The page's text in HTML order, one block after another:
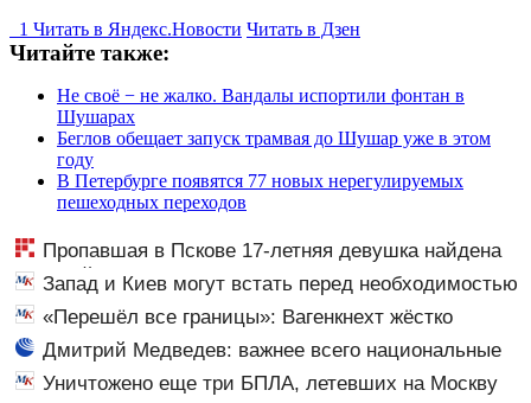
1 Читать в Яндекс.Новости Читать в Дзен
Читайте также:
Не своё − не жалко. Вандалы испортили фонтан в
Шушарах
Беглов обещает запуск трамвая до Шушар уже в этом
году
В Петербурге появятся 77 новых нерегулируемых
пешеходных переходов
Пропавшая в Пскове 17-летняя девушка найдена
мертвой
Запад и Киев могут встать перед необходимостью
выполнить условия Путина
«Перешёл все границы»: Вагенкнехт жёстко
ответила послу Украины
Дмитрий Медведев: важнее всего национальные
интересы России
Уничтожено еще три БПЛА, летевших на Москву